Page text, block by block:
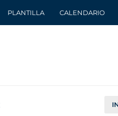
PLANTILLA CALENDARIO